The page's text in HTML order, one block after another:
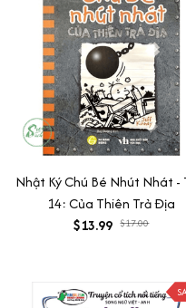
Nhật Ký Chú Bé Nhút Nhát -
14: Của Thiên Trả Địa
$13.99 $17.00